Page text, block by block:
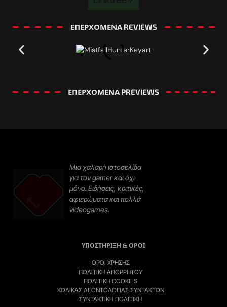
ΕΠΕΡΧΟΜΕΝΑ REVIEWS
ΕΠΕΡΧΟΜΕΝΑ PREVIEWS​
Μια χαλαρή ιστοσελίδα
για τον gamer και όχι
μόνο. Ειδήσεις, κριτικές,
αφιερώματα και πολλά
videogames.
ΥΠΟΣΤΗΡΙΞΗ & ΟΡΟΙ
ΌΡΟΙ ΧΡΉΣΗΣ
ΠΟΛΙΤΙΚΉ ΑΠΟΡΡΉΤΟΥ
ΠΟΛΙΤΙΚΉ COOKIES
ΚΏΔΙΚΑΣ ΔΕΟΝΤΟΛΟΓΊΑΣ ΣΥΝΤΑΚΤΏΝ
ΣΥΝΤΑΚΤΙΚΉ ΠΟΛΙΤΙΚΗ